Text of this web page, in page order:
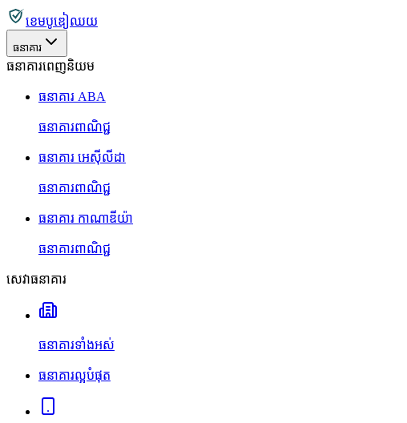
ខេមបូឌៀឈយ
ធនាគារ
ធនាគារពេញនិយម
ធនាគារ ABA
ធនាគារពាណិជ្ជ
ធនាគារ អេស៊ីលីដា
ធនាគារពាណិជ្ជ
ធនាគារ កាណាឌីយ៉ា
ធនាគារពាណិជ្ជ
សេវាធនាគារ
ធនាគារទាំងអស់
ធនាគារល្អបំផុត